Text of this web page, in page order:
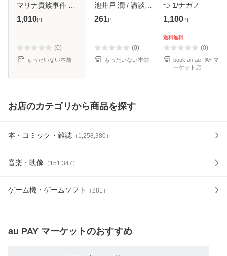
マリナ貴族事件 下
(集英社文庫
[文庫]【メール便送
料無料】
1,010円
(0)
もったいない本舗
池井戸 潤 / 講談社
[文庫]【メール便送
261円
(0)
もったいない本舗
つ 1/ナガノ
1,100円
送料無料
(0)
bookfan au PAY マ
ーケット店
お店のカテゴリから商品を探す
本・コミック・雑誌 （ 1,258,380）
音楽・映像 （ 151,347 ）
ゲーム機・ゲームソフト （281 ）
au PAY マーケットのおすすめ